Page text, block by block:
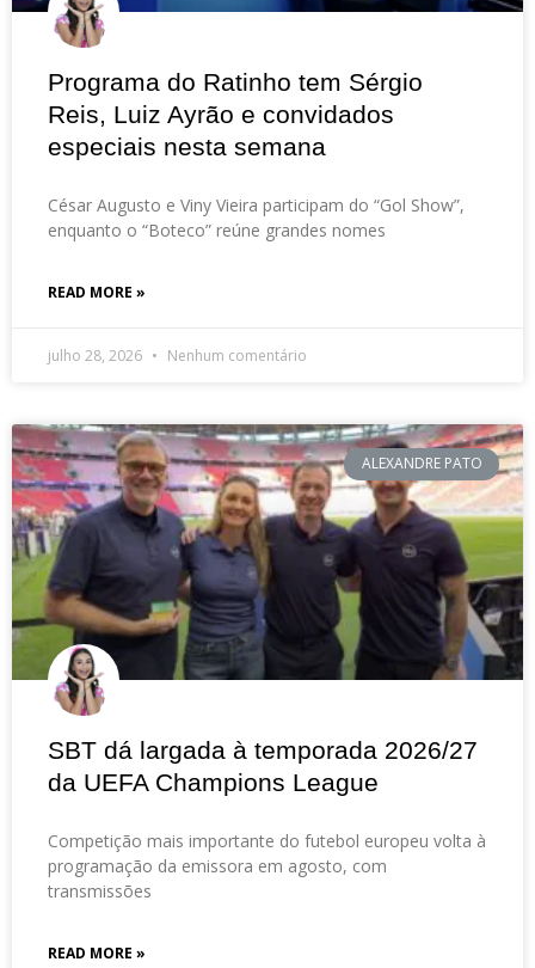
Programa do Ratinho tem Sérgio
Reis, Luiz Ayrão e convidados
especiais nesta semana
César Augusto e Viny Vieira participam do “Gol Show”,
enquanto o “Boteco” reúne grandes nomes
READ MORE »
julho 28, 2026 Nenhum comentário
ALEXANDRE PATO
SBT dá largada à temporada 2026/27
da UEFA Champions League
Competição mais importante do futebol europeu volta à
programação da emissora em agosto, com
transmissões
READ MORE »